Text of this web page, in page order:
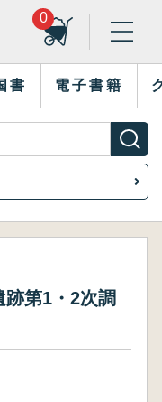
0
書 電子書籍
跡第1・2次調